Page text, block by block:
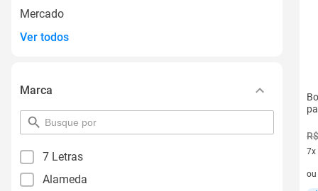
Mercado
Ver todos
Marca
pesquisar
por
7 Letras
Alameda
7x
7
ou